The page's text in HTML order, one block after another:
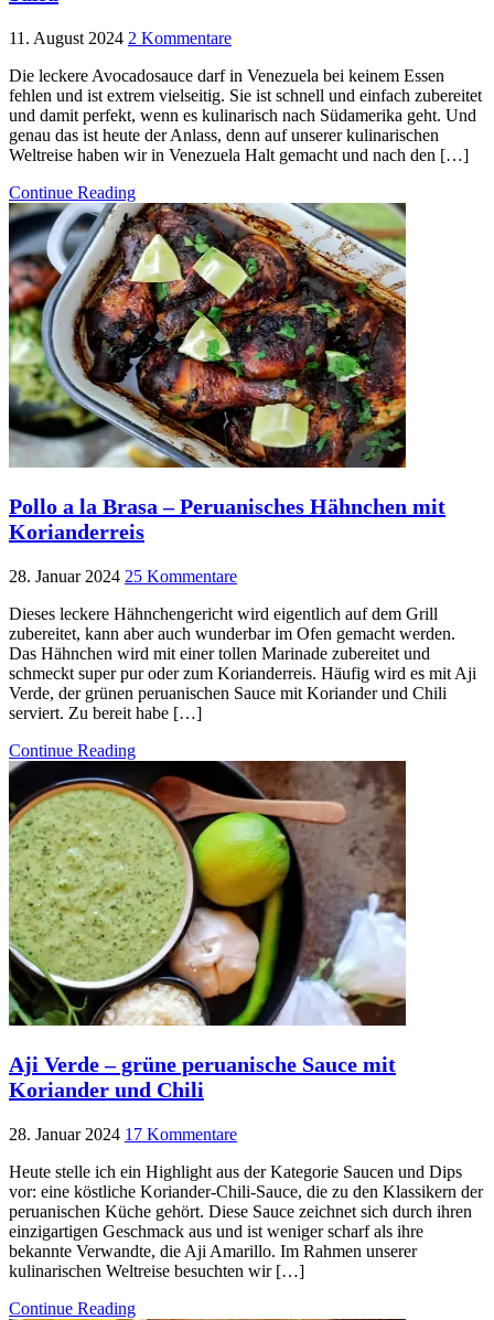
11. August 2024 2 Kommentare
Die leckere Avocadosauce darf in Venezuela bei keinem Essen
fehlen und ist extrem vielseitig. Sie ist schnell und einfach zubereitet
und damit perfekt, wenn es kulinarisch nach Südamerika geht. Und
genau das ist heute der Anlass, denn auf unserer kulinarischen
Weltreise haben wir in Venezuela Halt gemacht und nach den […]
Continue Reading
Pollo a la Brasa – Peruanisches Hähnchen mit
Korianderreis
28. Januar 2024 25 Kommentare
Dieses leckere Hähnchengericht wird eigentlich auf dem Grill
zubereitet, kann aber auch wunderbar im Ofen gemacht werden.
Das Hähnchen wird mit einer tollen Marinade zubereitet und
schmeckt super pur oder zum Korianderreis. Häufig wird es mit Aji
Verde, der grünen peruanischen Sauce mit Koriander und Chili
serviert. Zu bereit habe […]
Continue Reading
Aji Verde – grüne peruanische Sauce mit
Koriander und Chili
28. Januar 2024 17 Kommentare
Heute stelle ich ein Highlight aus der Kategorie Saucen und Dips
vor: eine köstliche Koriander-Chili-Sauce, die zu den Klassikern der
peruanischen Küche gehört. Diese Sauce zeichnet sich durch ihren
einzigartigen Geschmack aus und ist weniger scharf als ihre
bekannte Verwandte, die Aji Amarillo. Im Rahmen unserer
kulinarischen Weltreise besuchten wir […]
Continue Reading